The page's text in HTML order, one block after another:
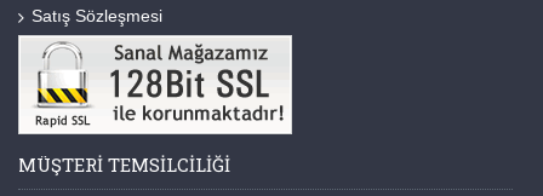
Satış Sözleşmesi
MÜŞTERI TEMSILCILIĞI